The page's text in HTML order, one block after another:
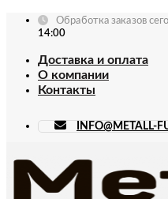
Skip
Обработка заказов
14:00
Доставка и оплата
О компании
Контакты
INFO@METALL-